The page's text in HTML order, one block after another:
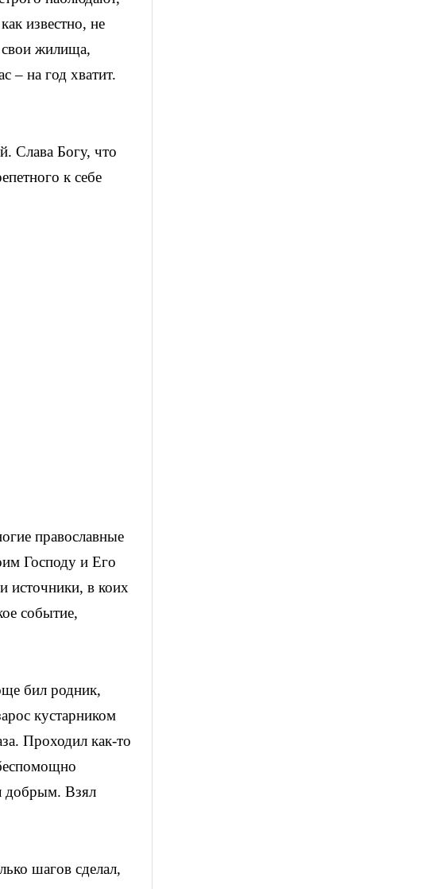
известно, не
свои жилища,
– на год хватит.
Слава Богу, что
к себе
православные
Господу и Его
источники, в коих
событие,
бил родник,
кустарником
Проходил как-то
добрым. Взял
шагов сделал,